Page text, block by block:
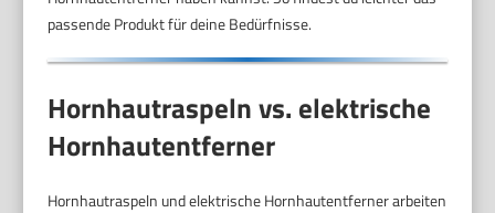
passende Produkt für deine Bedürfnisse.
Hornhautraspeln vs. elektrische
Hornhautentferner
Hornhautraspeln und elektrische Hornhautentferner arbeiten